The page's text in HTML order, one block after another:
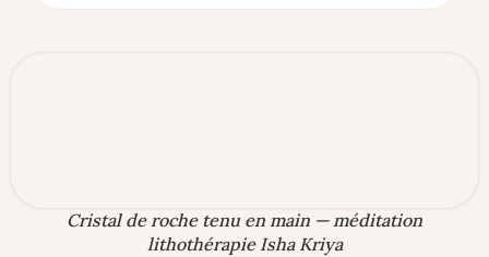
Cristal de roche tenu en main — méditation
lithothérapie Isha Kriya